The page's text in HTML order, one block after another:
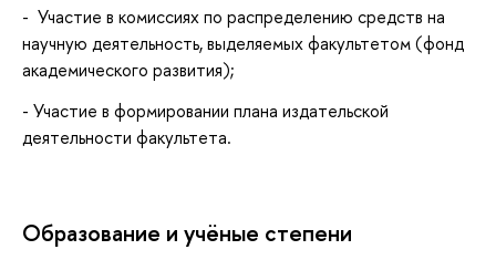
- Участие в комиссиях по распределению средств на
научную деятельность, выделяемых факультетом (фонд
академического развития);
- Участие в формировании плана издательской
деятельности факультета.
Oбразование и учёные степени